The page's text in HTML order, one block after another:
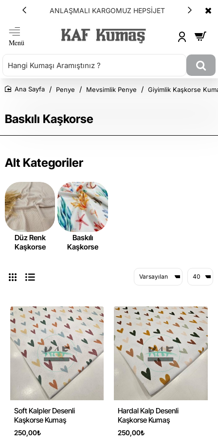
ANLAŞMALI KARGOMUZ HEPSİJET
Baskılı Kaşkorse
Penye Mevsimlik Penye Giyimlik Kaşkorse
Alt Kategoriler
Düz Renk
Kaşkorse
Baskılı
Kaşkorse
Soft Kalpler Desenli
Kaşkorse Kumaş
250,00₺
Hardal Kalp Desenli
Kaşkorse Kumaş
250,00₺